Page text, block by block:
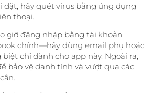
đặt, hãy quét virus bằng ứng dụng
thoại.
giờ đăng nhập bằng tài khoản
chính—hãy dùng email phụ hoặc
chỉ dành cho app này. Ngoài ra,
bảo vệ danh tính và vượt qua các